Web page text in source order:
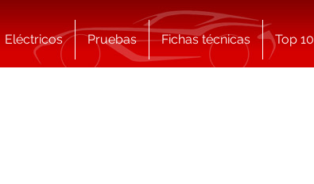
Eléctricos Pruebas Fichas técnicas Top 10